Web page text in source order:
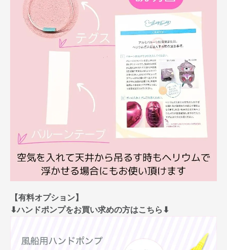
【有料オプション】
⬇︎ハンドポンプをお買い求めの方はこちら⬇︎